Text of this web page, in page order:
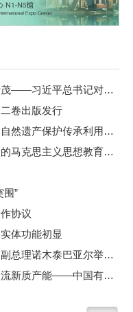
让中朝传统友谊之树更加根深叶茂——习近平总书记对朝鲜进行国事访问纪实
卷出版发行
在习近平文化思想引领下文化和自然遗产保护传承利用工作开创新局面
伟大征程丨延安整风：一次深刻的马克思主义思想教育运动
围”
协议
体功能初显
中铝集团董事长段向东与蒙古国副总理诺木泰巴亚尔举行会谈
锻造无愧时代无愧使命的世界一流新质产能——中国有色金属工业的战略应对与破局之道（二）